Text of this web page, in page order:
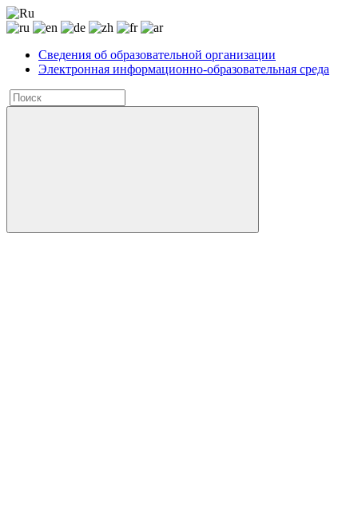
Сведения об образовательной организации
Электронная информационно-образовательная среда